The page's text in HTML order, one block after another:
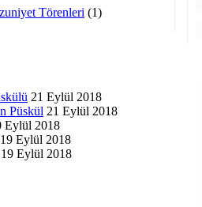
Törenleri (1)
21 Eylül 2018
Püskül 21 Eylül 2018
Eylül 2018
19 Eylül 2018
19 Eylül 2018